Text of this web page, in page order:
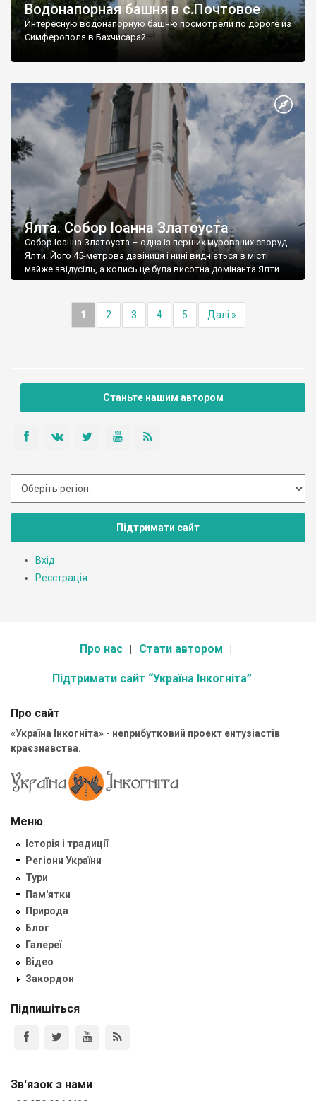
Водонапорная башня в с.Почтовое
Интересную водонапорную башню посмотрели по дороге из
Симферополя в Бахчисарай.
Ялта. Собор Іоанна Златоуста
Собор Іоанна Златоуста – одна із перших мурованих споруд
Ялти. Його 45-метрова дзвіниця і нині видніється в місті
майже звідусіль, а колись це була висотна домінанта Ялти.
1 2 3 4 5 Далі »
Станьте нашим автором
Підтримати сайт
Вхід
Реєстрація
Про нас Стати автором
Підтримати сайт “Україна Інкогніта”
Про сайт
«Україна Інкогніта» - неприбутковий проект ентузіастів
краєзнавства.
Меню
Історія і традиції
Регіони України
Тури
Пам'ятки
Природа
Блог
Галереї
Відео
Закордон
Підпишіться
Зв'язок з нами